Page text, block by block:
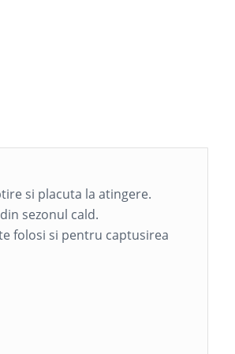
si placuta la atingere.
sezonul cald.
folosi si pentru captusirea